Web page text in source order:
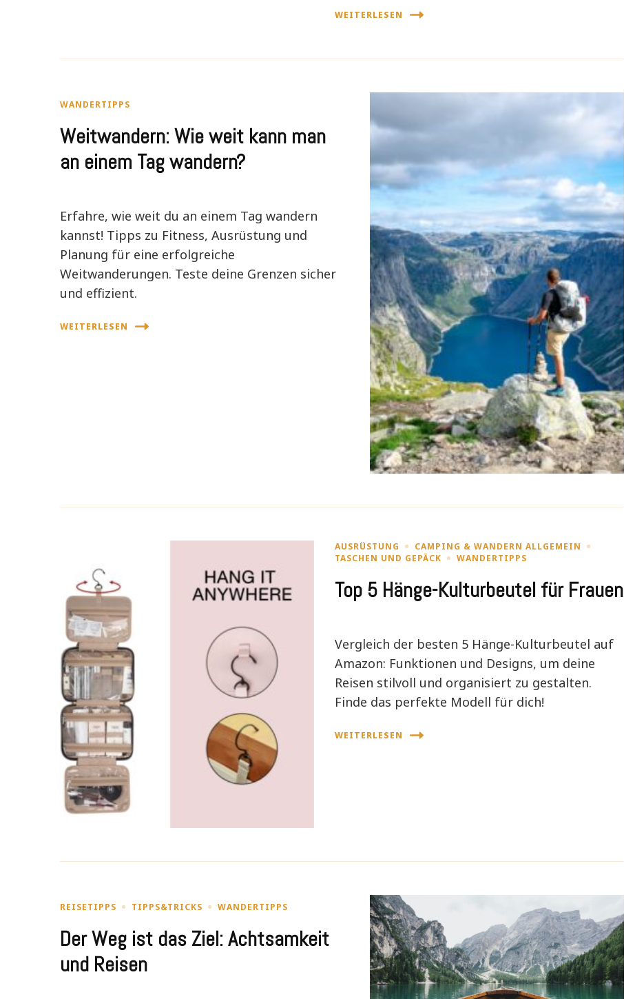
WEITERLESEN
WANDERTIPPS
Weitwandern: Wie weit kann man
an einem Tag wandern?
Erfahre, wie weit du an einem Tag wandern
kannst! Tipps zu Fitness, Ausrüstung und
Planung für eine erfolgreiche
Weitwanderungen. Teste deine Grenzen sicher
und effizient.
WEITERLESEN
AUSRÜSTUNG
CAMPING & WANDERN ALLGEMEIN
TASCHEN UND GEPÄCK
WANDERTIPPS
Top 5 Hänge-Kulturbeutel für Frauen
Vergleich der besten 5 Hänge-Kulturbeutel auf
Amazon: Funktionen und Designs, um deine
Reisen stilvoll und organisiert zu gestalten.
Finde das perfekte Modell für dich!
WEITERLESEN
REISETIPPS TIPPS&TRICKS WANDERTIPPS
Der Weg ist das Ziel: Achtsamkeit
und Reisen